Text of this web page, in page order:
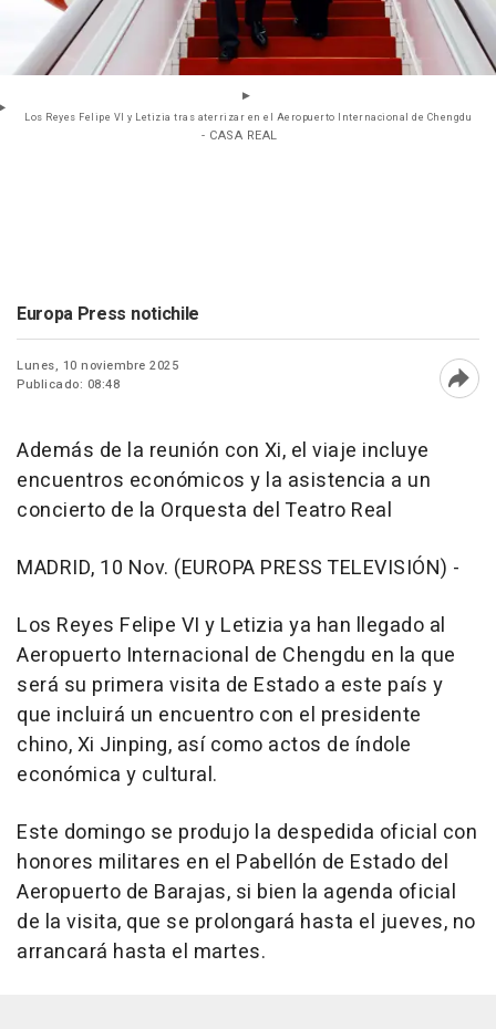
Los Reyes Felipe VI y Letizia tras aterrizar en el Aeropuerto Internacional de Chengdu
- CASA REAL
Europa Press notichile
Lunes, 10 noviembre 2025
Publicado: 08:48
Además de la reunión con Xi, el viaje incluye
encuentros económicos y la asistencia a un
concierto de la Orquesta del Teatro Real
MADRID, 10 Nov. (EUROPA PRESS TELEVISIÓN) -
Los Reyes Felipe VI y Letizia ya han llegado al
Aeropuerto Internacional de Chengdu en la que
será su primera visita de Estado a este país y
que incluirá un encuentro con el presidente
chino, Xi Jinping, así como actos de índole
económica y cultural.
Este domingo se produjo la despedida oficial con
honores militares en el Pabellón de Estado del
Aeropuerto de Barajas, si bien la agenda oficial
de la visita, que se prolongará hasta el jueves, no
arrancará hasta el martes.